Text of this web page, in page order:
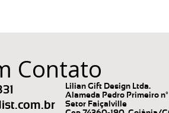
Contato
Lilian Gift Design Ltda.
Alameda Pedro Primeiro
Setor Faiçalville